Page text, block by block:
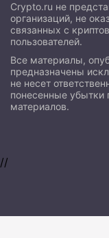
Crypto.ru не
организаций, не
связанных с
пользователей.
Все материалы,
предназначены
не несет
понесенные убытки
материалов.
//